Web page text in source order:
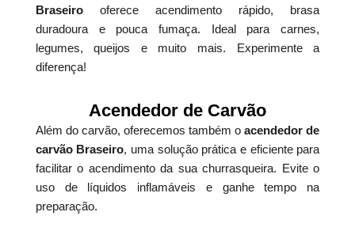
Braseirooferece acendimento rápido, brasa
duradoura e pouca fumaça. Ideal para carnes,
legumes, queijos e muito mais. Experimente a
diferença!
Acendedor de Carvão
Além do carvão, oferecemos também oacendedor de
carvão Braseiro, uma solução prática e eficiente para
facilitar o acendimento da sua churrasqueira. Evite o
uso de líquidos inflamáveis e ganhe tempo na
preparação.